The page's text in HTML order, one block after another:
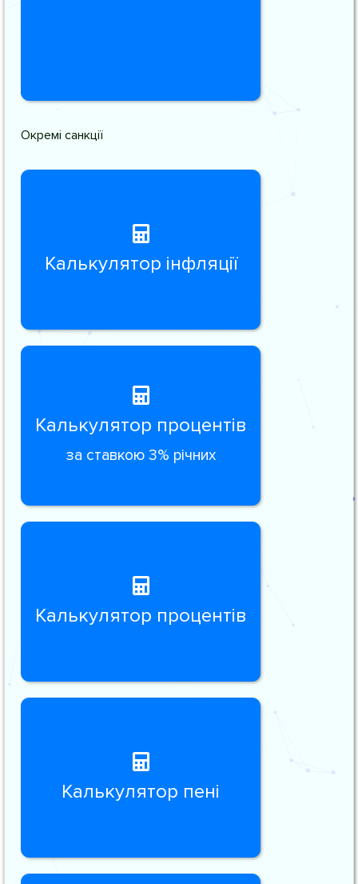
Окремі санкції
Калькулятор інфляції
Калькулятор процентів
за ставкою 3% річних
Калькулятор процентів
Калькулятор пені